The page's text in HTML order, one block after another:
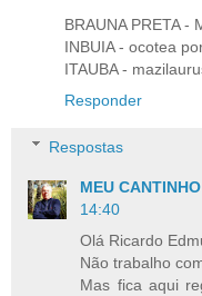
BRAUNA PRETA -
INBUIA - ocotea
ITAUBA -
Responder
Respostas
MEU
14:40
Olá Ricardo
Não trabalho
Mas fica aqui